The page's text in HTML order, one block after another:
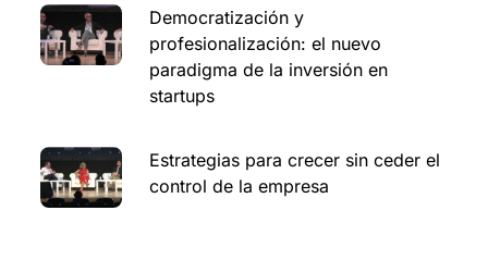
Democratización y
profesionalización: el nuevo
paradigma de la inversión en
startups
Estrategias para crecer sin ceder el
control de la empresa